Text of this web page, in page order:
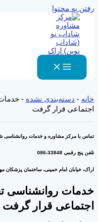
رفتن به محتوا
خانه - دسته‌بندی نشده -
اجتماعی قرار گرفت
تماس با مرکز مشاوره و خدمات روانشناسی
تلفن پنج رقمی 33848-086
اراک، خیابان امام خمینی، ساختمان پزشکان
خدمات روانشناسی
اجتماعی قرار گرفت